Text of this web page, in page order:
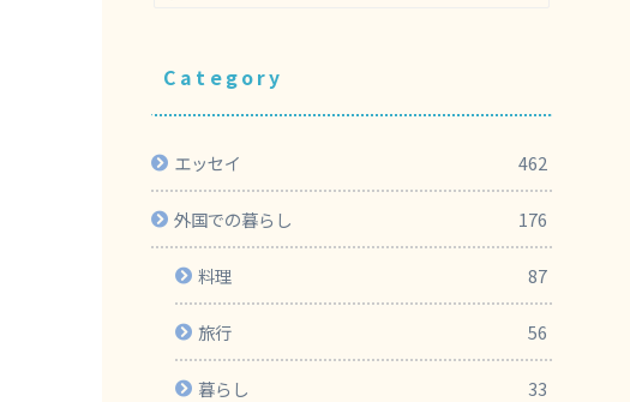
Category
エッセイ 462
外国での暮らし 176
料理 87
旅行 56
暮らし 33